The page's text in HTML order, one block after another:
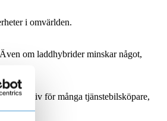
i omvärlden.
om laddhybrider minskar något,
alternativ för många tjänstebilsköpare,